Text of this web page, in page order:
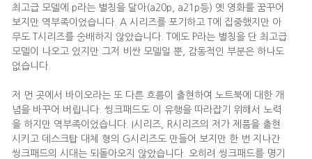
최고급 모델에 p라는 별칭을 달아(a20p, a21p등) 옛 영화를 꿈꾸어
보지만 역부족이었습니다. A 시리즈를 포기하고 T에 집중했지만 아
무도 T시리즈를 숭배하지 않았습니다. T에도 P라는 별칭을 단 최고급
모델이 나오고 있지만 그저 비싼 모델일 뿐, 감동적인 부분은 하나도
없습니다.
저 먼 곳에서 바이오라는 또 다른 흐름이 출현하여 노트북에 대한 개
념을 바꾸어 버립니다. 씽크패드도 이 유행을 따라잡기 위해서 노력
을 하지만 역부족이었습니다. I시리즈, R시리즈의 저가 제품을 출현
시키고 데스크탑 대체 형의 G시리즈도 만들어 보지만 한 번 지나간
씽크패드의 시대는 되돌아오지 않았습니다. 오히려 씽크패드를 명기